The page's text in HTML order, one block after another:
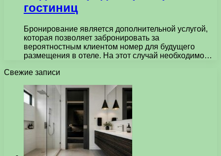
гостиниц
Бронирование является дополнительной услугой,
которая позволяет забронировать за
вероятностным клиентом номер для будущего
размещения в отеле. На этот случай необходимо…
Свежие записи